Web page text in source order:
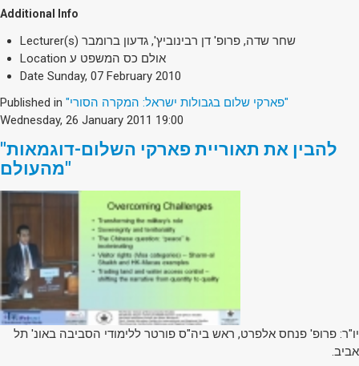
SEARCH
Additional Info
Lecturer(s) שחר שדה, פרופ' דן רבינוביץ', גדעון ברומבר
Location אולם כס המשפט ע
Date Sunday, 07 February 2010
Published in
"פארקי שלום בגבולות ישראל: המקרה הסורי"
Wednesday, 26 January 2011 19:00
"להבין את תאוריית פארקי השלום-דוגמאות
מהעולם"
יו"ר: פרופ' פנחס אלפרט, ראש ביה"ס פורטר ללימודי הסביבה באונ' תל
אביב.